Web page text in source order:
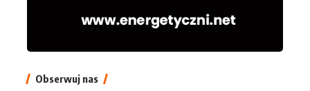
Obserwuj nas